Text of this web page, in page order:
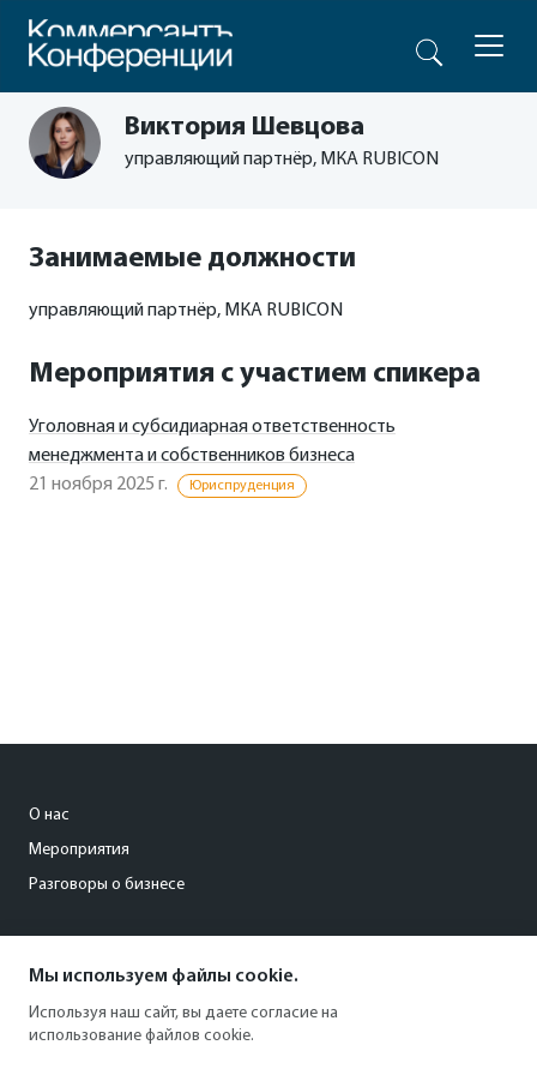
Виктория Шевцова
управляющий партнёр, МКА RUBICON
Занимаемые должности
управляющий партнёр, МКА RUBICON
Мероприятия с участием спикера
Уголовная и субсидиарная ответственность
менеджмента и собственников бизнеса
21 ноября 2025 г.
Юриспруденция
О нас
Мероприятия
Разговоры о бизнесе
+7 (495) 797-69-70
Мы используем файлы cookie.
Используя наш сайт, вы даете согласие на
использование файлов cookie.